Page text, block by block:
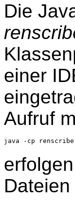
Die
einer
Aufruf
java -cp
Dateien